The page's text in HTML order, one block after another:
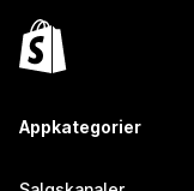
Appkategorier